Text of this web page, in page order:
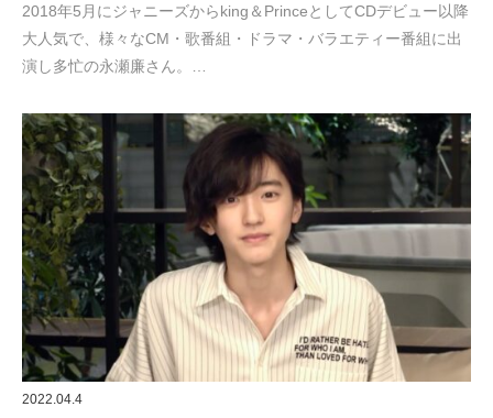
2018年5月にジャニーズからking＆PrinceとしてCDデビュー以降
大人気で、様々なCM・歌番組・ドラマ・バラエティー番組に出
演し多忙の永瀬廉さん。…
2022.04.4